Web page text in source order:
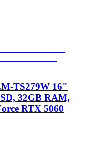
TS279W 16"
32GB RAM,
RTX 5060